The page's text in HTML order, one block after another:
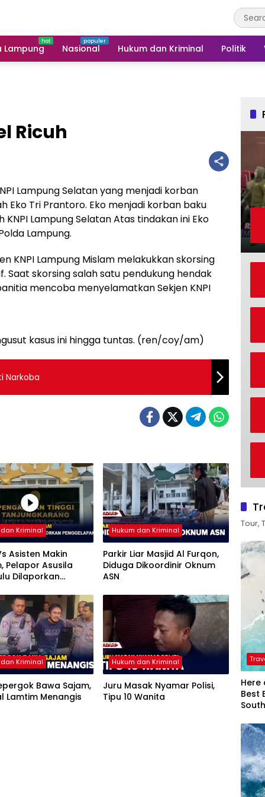
Lampung Nasional Hukum dan Kriminal Politik
Ricuh
Lampung Selatan yang menjadi korban
Eko Tri Prantoro. Eko menjadi korban baku
Lampung Selatan Atas tindakan ini Eko
Lampung.
KNPI Lampung Mislam melakukkan skorsing
Saat skorsing salah satu pendukung hendak
mencoba menyelamatkan Sekjen KNPI
kasus ini hingga tuntas. (ren/coy/am)
Narkoba
Kriminal
Asisten Makin
Pelapor Asusila
Dilaporkan
Hukum dan Kriminal
Parkir Liar Masjid Al Furqon,
Diduga Dikoordinir Oknum
ASN
Kriminal
Bawa Sajam,
Lamtim Menangis
Hukum dan Kriminal
Juru Masak Nyamar Polisi,
Tipu 10 Wanita
Tour,
Here
Best